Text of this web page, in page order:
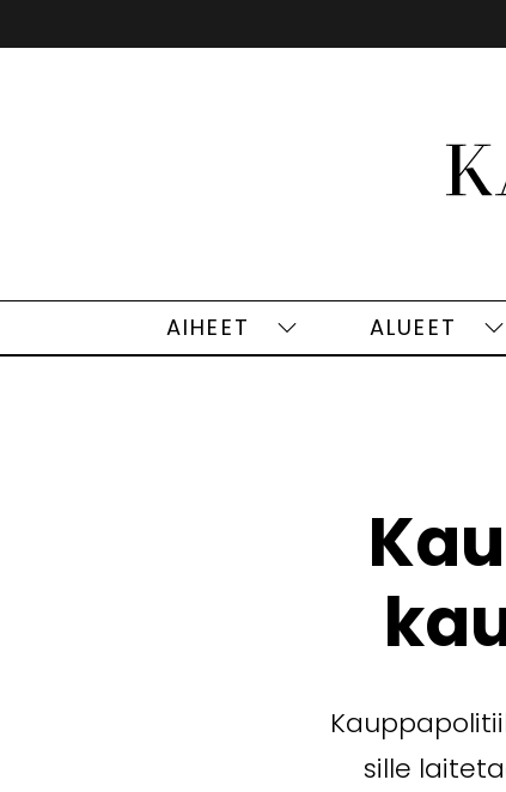
AIHEET
Aiheet
ALUEET
sille